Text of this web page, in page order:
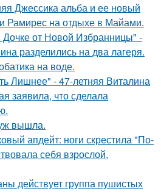
Джессика альба и ее новый
Рамирес на отдыхе в Майами.
от Новой Избранницы" -
разделились на два лагеря.
на воде.
Лишнее" - 47-летняя Виталина
заявила, что сделала
вышла.
апдейт: ноги скрестила "По-
себя взрослой,
действует группа пушистых